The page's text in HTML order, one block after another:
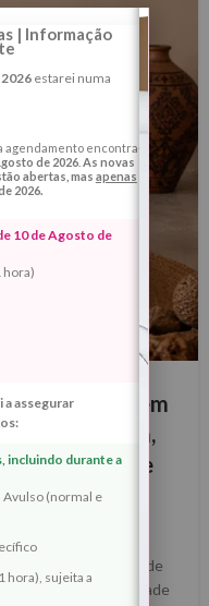
de 2026 em
Energética,
e Prosperidade
Verde
em Leão — Ritual de
e Prosperidade
| Informação
estarei numa
agendamento encontra-
de 2026. As novas
abertas, mas apenas
2026.
10 de Agosto de
hora)
assegurar
incluindo durante a
Avulso (normal e
hora), sujeita a